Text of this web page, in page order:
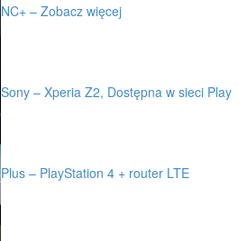
NC+ – Zobacz więcej
Sony – Xperia Z2, Dostępna w sieci Play
Plus – PlayStation 4 + router LTE